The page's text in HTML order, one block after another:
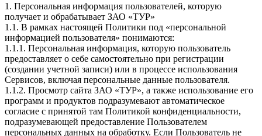
1. Персональная информация пользователей, которую
получает и обрабатывает ЗАО «ТУР»
1.1. В рамках настоящей Политики под «персональной
информацией пользователя» понимаются:
1.1.1. Персональная информация, которую пользователь
предоставляет о себе самостоятельно при регистрации
(создании учетной записи) или в процессе использования
Сервисов, включая персональные данные пользователя.
1.1.2. Просмотр сайта ЗАО «ТУР», а также использование его
программ и продуктов подразумевают автоматическое
согласие с принятой там Политикой конфиденциальности,
подразумевающей предоставление Пользователем
персональных данных на обработку. Если Пользователь не